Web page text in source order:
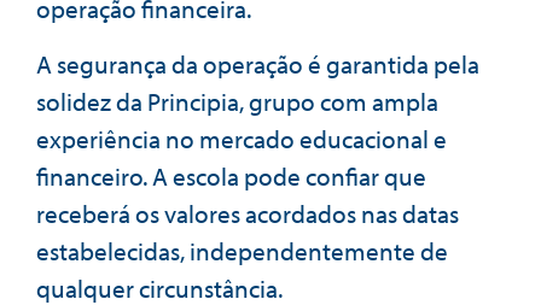
operação financeira.
A segurança da operação é garantida pela
solidez da Principia, grupo com ampla
experiência no mercado educacional e
financeiro. A escola pode confiar que
receberá os valores acordados nas datas
estabelecidas, independentemente de
qualquer circunstância.